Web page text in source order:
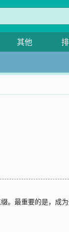
其他
最重要的是，成为